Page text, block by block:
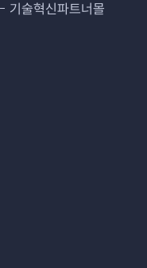
기술혁신파트너몰